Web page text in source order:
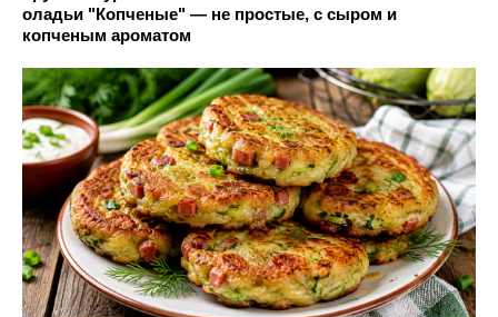
оладьи "Копченые" — не простые, с сыром и
копченым ароматом